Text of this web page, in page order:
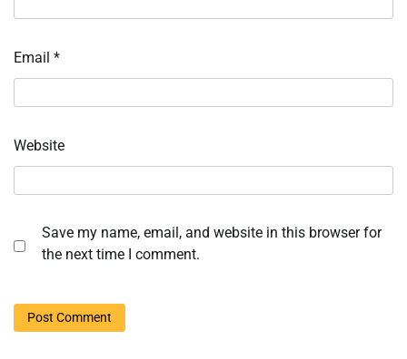
Email *
Website
Save my name, email, and website in this browser for
the next time I comment.